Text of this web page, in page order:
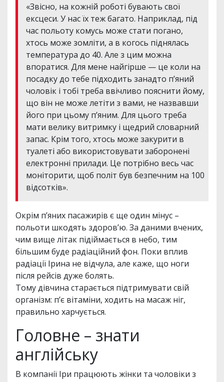
«Звісно, на кожній роботі бувають свої
ексцеси. У нас їх теж багато. Наприклад, під
час польоту комусь може стати погано,
хтось може зомліти, а в когось піднялась
температура до 40. Але з цим можна
впоратися. Для мене найгірше — це коли на
посадку до тебе підходить занадто п’яний
чоловік і тобі треба ввічливо пояснити йому,
що він не може летіти з вами, не назвавши
його при цьому п’яним. Для цього треба
мати велику витримку і щедрий словарний
запас. Крім того, хтось може закурити в
туалеті або використовувати заборонені
електронні прилади. Це потрібно весь час
моніторити, щоб політ був безпечним на 100
відсотків».
Окрім п’яних пасажирів є ще один мінус –
польоти шкодять здоров’ю. За даними вчених,
чим вище літак підіймається в небо, тим
більшим буде радіаційний фон. Поки вплив
радіації Ірина не відчула, але каже, що ноги
після рейсів дуже болять.
Тому дівчина старається підтримувати свій
організм: п’є вітаміни, ходить на масаж ніг,
правильно харчується.
Головне – знати
англійську
В компанії Іри працюють жінки та чоловіки з